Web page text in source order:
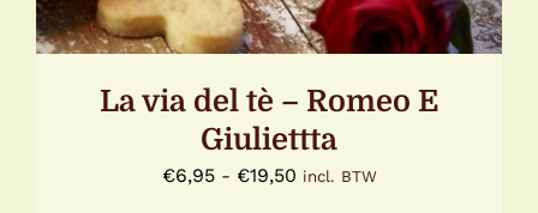
GEKOZEN
WORDEN
OP
PRODUCTPAGINA
La via del tè – Romeo E
Giuliettta
€6,95 - €19,50Prijsklasse:
incl. BTW